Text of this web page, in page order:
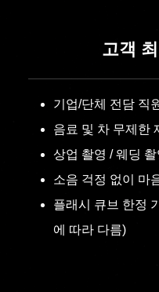
고객
기업/단체 전담 직
음료 및 차 무제한
상업 촬영 / 웨딩
소음 걱정 없이 마
플래시 큐브 한정
에 따라 다름)